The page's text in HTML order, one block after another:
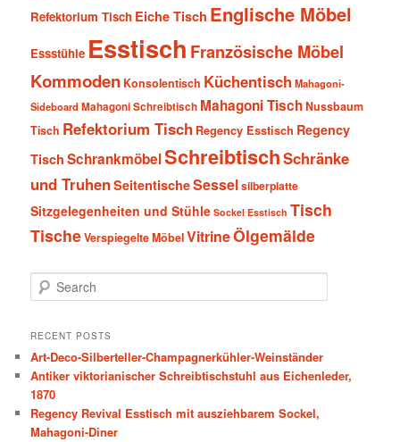
Refektorium Tisch Eiche Tisch Englische Möbel
Essstühle Esstisch Französische Möbel
Kommoden Konsolentisch Küchentisch Mahagoni-
SideboardMahagoni Schreibtisch Mahagoni TischNussbaum
Tisch Refektorium Tisch Regency Esstisch Regency
Tisch SchrankmöbelSchreibtischSchränke
und TruhenSeitentischeSesselsilberplatte
Sitzgelegenheiten und Stühle Sockel Esstisch Tisch
TischeVerspiegelte MöbelVitrineÖlgemälde
e
r
h
RECENT POSTS
Art-Deco-Silberteller-Champagnerkühler-Weinständer
Antiker viktorianischer Schreibtischstuhl aus Eichenleder,
1870
Regency Revival Esstisch mit ausziehbarem Sockel,
Mahagoni-Diner